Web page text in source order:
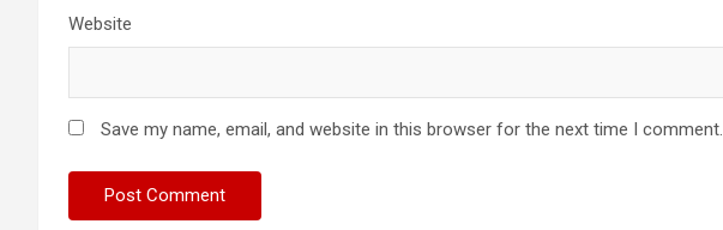
Website
Save my name, email, and website in this browser for the next time I comment.